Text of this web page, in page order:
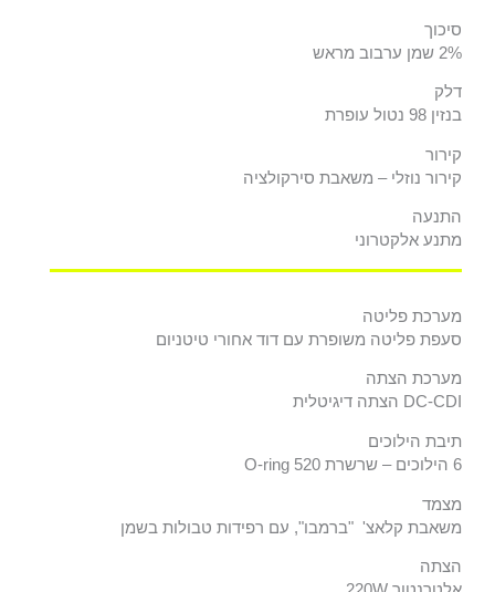
סיכוך
2% שמן ערבוב מראש
דלק
בנזין 98 נטול עופרת
קירור
קירור נוזלי – משאבת סירקולציה
התנעה
מתנע אלקטרוני
מערכת פליטה
סעפת פליטה משופרת עם דוד אחורי טיטניום
מערכת הצתה
DC-CDI הצתה דיגיטלית
תיבת הילוכים
6 הילוכים – שרשרת O-ring 520
מצמד
משאבת קלאצ' "ברמבו", עם רפידות טבולות בשמן
הצתה